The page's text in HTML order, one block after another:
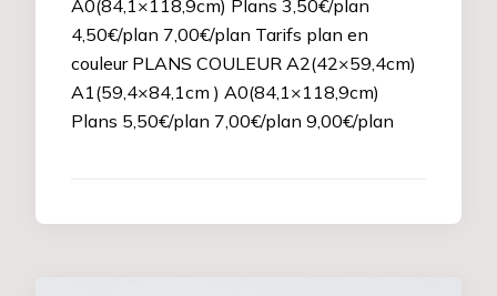
A0(84,1×118,9cm) Plans 3,50€/plan
4,50€/plan 7,00€/plan Tarifs plan en
couleur PLANS COULEUR A2(42×59,4cm)
A1(59,4×84,1cm ) A0(84,1×118,9cm)
Plans 5,50€/plan 7,00€/plan 9,00€/plan